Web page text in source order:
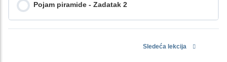
Pojam piramide - Zadatak 2
Sledeća lekcija